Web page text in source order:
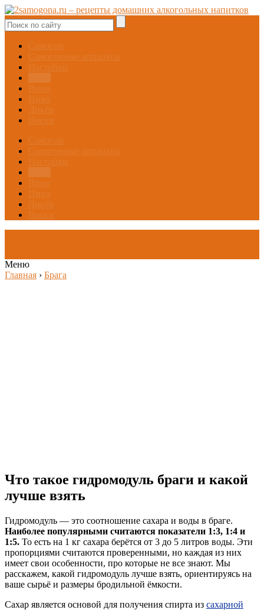
Самогон
Самогонные аппараты
Настойки
Вино
Пиво
Ликёр
Виски
Самогон
Самогонные аппараты
Настойки
Вино
Пиво
Ликёр
Виски
Меню
Главная › Брага
Что такое гидромодуль браги и какой
лучше взять
Гидромодуль — это соотношение сахара и воды в браге.
Наиболее популярными считаются показатели 1:3, 1:4 и
1:5. То есть на 1 кг сахара берётся от 3 до 5 литров воды. Эти
пропорциями считаются проверенными, но каждая из них
имеет свои особенности, про которые не все знают. Мы
расскажем, какой гидромодуль лучше взять, ориентируясь на
ваше сырьё и размеры бродильной ёмкости.
Сахар является основой для получения спирта из сахарной